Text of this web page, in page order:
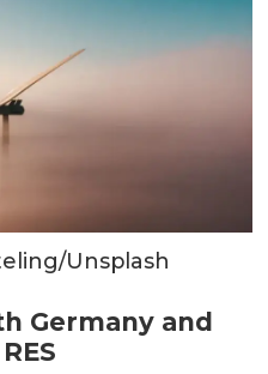
Unsplash
Germany and